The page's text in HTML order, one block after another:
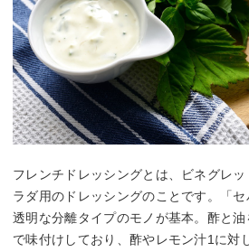
フレンチドレッシングとは、ビネグレ
ラダ用のドレッシングのことです。「セ
透明な分離タイプのモノが基本。酢と
で味付けしており、酢やレモン汁1に対